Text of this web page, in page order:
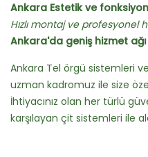
Ankara Estetik ve
Hızlı montaj ve profesyonel
Ankara'da geniş hizmet
Ankara Tel örgü sistemleri
uzman kadromuz ile size
İhtiyacınız olan her türlü
karşılayan çit sistemleri ile